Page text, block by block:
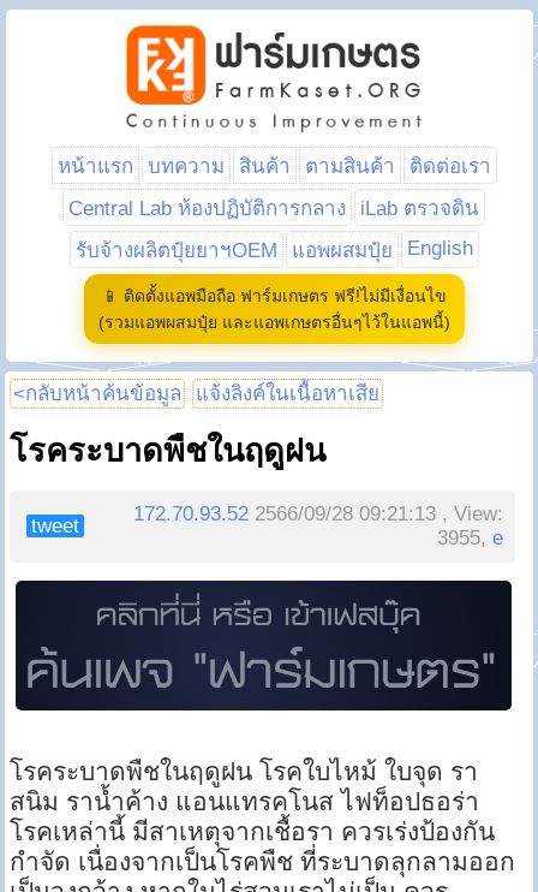
หน้าแรก บทความ สินค้า ตามสินค้า
ติดต่อเรา
Central Lab ห้องปฏิบัติการกลาง
iLab ตรวจดิน
รับจ้างผลิตปุ๋ยยาฯOEM
แอพผสมปุ๋ย English
📱 ติดตั้งแอพมือถือ ฟาร์มเกษตร ฟรี!ไม่มีเงื่อนไข
(รวมแอพผสมปุ๋ย และแอพเกษตรอื่นๆไว้ในแอพนี้)
<กลับหน้าค้นข้อมูล แจ้งลิงค์ในเนื้อหาเสีย
โรคระบาดพืชในฤดูฝน
tweet
172.70.93.52 2566/09/28 09:21:13 , View:
3955,e
โรคระบาดพืชในฤดูฝน โรคใบไหม้ ใบจุด รา
สนิม ราน้ำค้าง แอนแทรคโนส ไฟท็อปธอร่า
โรคเหล่านี้ มีสาเหตุจากเชื้อรา ควรเร่งป้องกัน
กำจัด เนื่องจากเป็นโรคพืช ที่ระบาดลุกลามออก